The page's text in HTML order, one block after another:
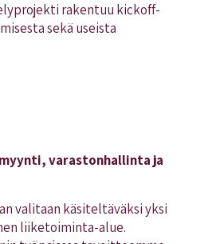
rakentuu kickoff-
sekä useista
varastonhallinta ja
valitaan käsiteltäväksi yksi
liiketoiminta-alue.